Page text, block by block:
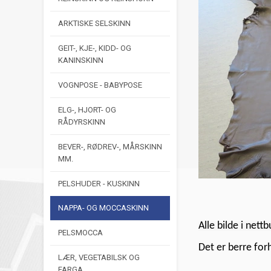
ARKTISKE SELSKINN
GEIT-, KJE-, KIDD- OG
KANINSKINN
VOGNPOSE - BABYPOSE
ELG-, HJORT- OG
RÅDYRSKINN
BEVER-, RØDREV-, MÅRSKINN
MM.
PELSHUDER - KUSKINN
NAPPA- OG MOCCASKINN
PELSMOCCA
LÆR, VEGETABILSK OG
Alle bilde i
Det er berre